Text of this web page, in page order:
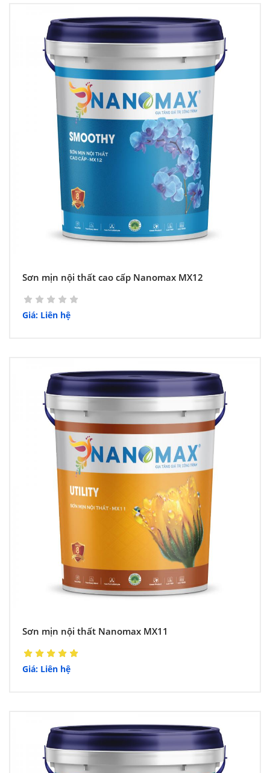
Sơn mịn nội thất cao cấp Nanomax MX12
Giá: Liên hệ
Sơn mịn nội thất Nanomax MX11
Giá: Liên hệ